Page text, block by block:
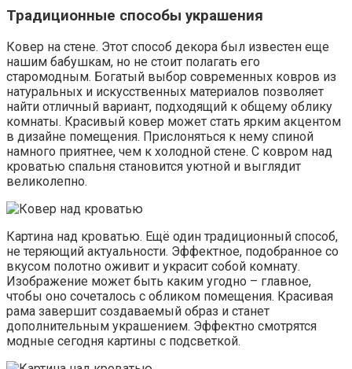
Традиционные способы украшения
Ковер на стене. Этот способ декора был известен еще
нашим бабушкам, но не стоит полагать его
старомодным. Богатый выбор современных ковров из
натуральных и искусственных материалов позволяет
найти отличный вариант, подходящий к общему облику
комнаты. Красивый ковер может стать ярким акцентом
в дизайне помещения. Прислоняться к нему спиной
намного приятнее, чем к холодной стене. С ковром над
кроватью спальня становится уютной и выглядит
великолепно.
Картина над кроватью. Ещё один традиционный способ,
не теряющий актуальности. Эффектное, подобранное со
вкусом полотно оживит и украсит собой комнату.
Изображение может быть каким угодно – главное,
чтобы оно сочеталось с обликом помещения. Красивая
рама завершит создаваемый образ и станет
дополнительным украшением. Эффектно смотрятся
модные сегодня картины с подсветкой.